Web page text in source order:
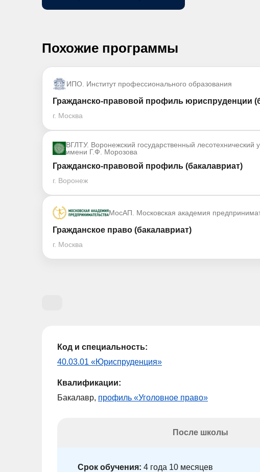
Похожие программы
ИПО. Институт профессионального образования
Гражданско-правовой профиль юриспруденции
г. Москва
ВГЛТУ. Воронежский государственный лесотехнический
имени Г.Ф. Морозова
Гражданско-правовой профиль (бакалавриат)
г. Воронеж
МосАП. Московская академия
Гражданское право (бакалавриат)
г. Москва
Код и специальность:
40.03.01 «Юриспруденция»
Квалификации:
Бакалавр, профиль «Уголовное право»
После школы
Срок обучения: 4 года 10 месяцев